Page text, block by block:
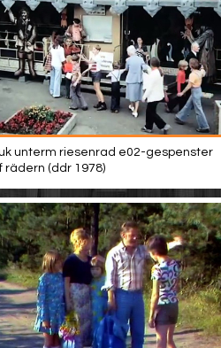
unterm riesenrad e02-gespenster
rädern (ddr 1978)